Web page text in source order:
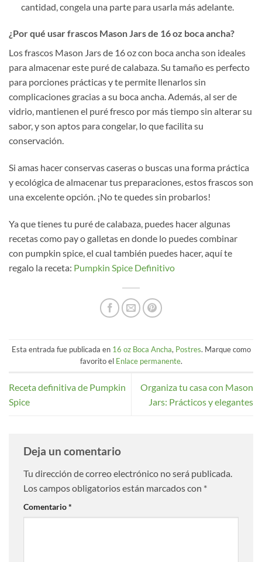
cantidad, congela una parte para usarla más adelante.
¿Por qué usar frascos Mason Jars de 16 oz boca ancha?
Los frascos Mason Jars de 16 oz con boca ancha son ideales
para almacenar este puré de calabaza. Su tamaño es perfecto
para porciones prácticas y te permite llenarlos sin
complicaciones gracias a su boca ancha. Además, al ser de
vidrio, mantienen el puré fresco por más tiempo sin alterar su
sabor, y son aptos para congelar, lo que facilita su
conservación.
Si amas hacer conservas caseras o buscas una forma práctica
y ecológica de almacenar tus preparaciones, estos frascos son
una excelente opción. ¡No te quedes sin probarlos!
Ya que tienes tu puré de calabaza, puedes hacer algunas
recetas como pay o galletas en donde lo puedes combinar
con pumpkin spice, el cual también puedes hacer, aquí te
regalo la receta: Pumpkin Spice Definitivo
Esta entrada fue publicada en 16 oz Boca Ancha, Postres. Marque como
favorito el Enlace permanente.
Receta definitiva de Pumpkin
Spice
Organiza tu casa con Mason
Jars: Prácticos y elegantes
Deja un comentario
Tu dirección de correo electrónico no será publicada.
Los campos obligatorios están marcados con *
Comentario*